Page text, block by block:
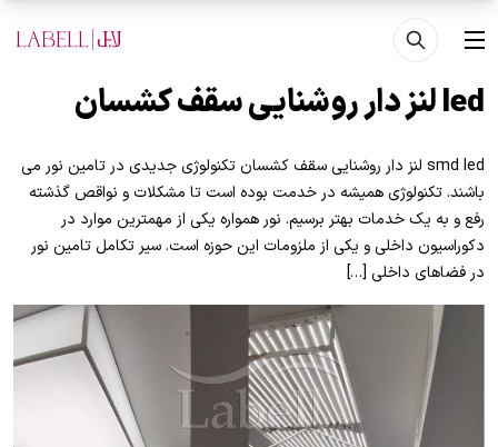
رفتن به محتوای اصلی
منو
led لنز دار روشنایی سقف کشسان
smd led لنز دار روشنایی سقف کشسان تکنولوژی جدیدی در تامین نور می
باشند. تکنولوژی همیشه در خدمت بوده است تا مشکلات و نواقص گذشته
رفع و به یک خدمات بهتر برسیم. نور همواره یکی از مهمترین موارد در
دکوراسیون داخلی و یکی از ملزومات این حوزه است. سیر تکامل تامین نور
در فضاهای داخلی […]